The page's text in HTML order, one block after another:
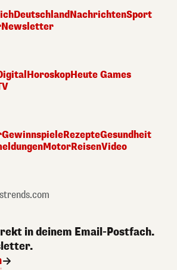
DeutschlandNachrichtenSport
Newsletter
HoroskopHeute Games
GewinnspieleRezepteGesundheit
MotorReisenVideo
in deinem Email-Postfach.